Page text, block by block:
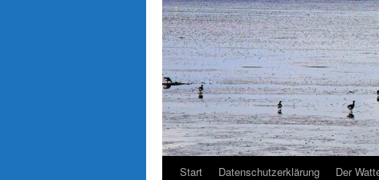
Start Datenschutzerklärung Der